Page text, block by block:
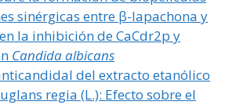
sinérgicas entre β-lapachona y
la inhibición de CaCdr2p y
Candida albicans
del extracto etanólico
regia (L.): Efecto sobre el